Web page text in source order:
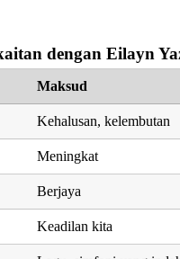
dengan Eilayn
Maksud
Kehalusan, kelembutan
Meningkat
Berjaya
Keadilan kita